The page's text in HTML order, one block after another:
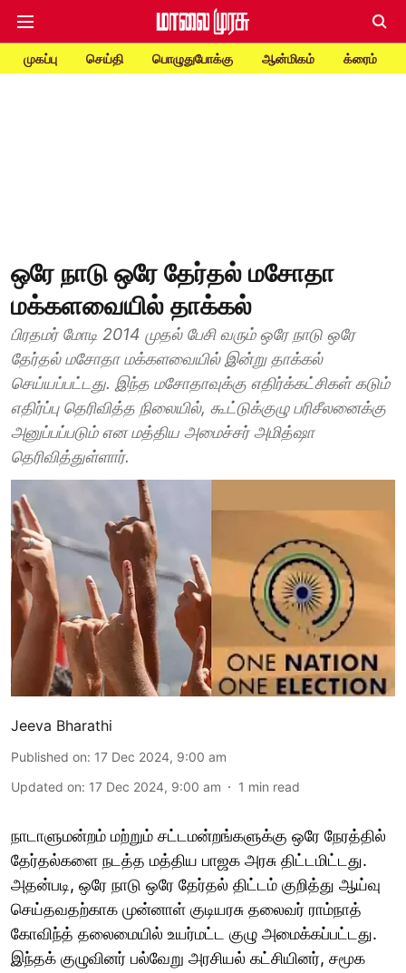
முகப்பு செய்தி பொழுதுபோக்கு ஆன்மிகம் க்ரைம்
ஒரே நாடு ஒரே தேர்தல் மசோதா
மக்களவையில் தாக்கல்
பிரதமர் மோடி 2014 முதல் பேசி வரும் ஒரே நாடு ஒரே
தேர்தல் மசோதா மக்களவையில் இன்று தாக்கல்
செய்யப்பட்டது. இந்த மசோதாவுக்கு எதிர்க்கட்சிகள் கடும்
எதிர்ப்பு தெரிவித்த நிலையில், கூட்டுக்குழு பரிசீலனைக்கு
அனுப்பப்படும் என மத்திய அமைச்சர் அமித்ஷா
தெரிவித்துள்ளார்.
Jeeva Bharathi
Published on: 17 Dec 2024, 9:00 am
Updated on: 17 Dec 2024, 9:00 am 1 min read
நாடாளுமன்றம் மற்றும் சட்டமன்றங்களுக்கு ஒரே நேரத்தில்
தேர்தல்களை நடத்த மத்திய பாஜக அரசு திட்டமிட்டது.
அதன்படி, ஒரே நாடு ஒரே தேர்தல் திட்டம் குறித்து ஆய்வு
செய்தவதற்காக முன்னாள் குடியரசு தலைவர் ராம்நாத்
கோவிந்த் தலைமையில் உயர்மட்ட குழு அமைக்கப்பட்டது.
இந்தக் குழுவினர் பல்வேறு அரசியல் கட்சியினர், சமூக